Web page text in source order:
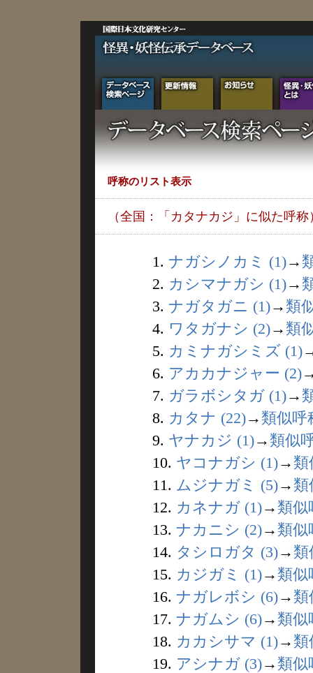
呼称のリスト表示
（全国：「カタナカジ」に似た呼称
1. ナガシノカミ (1)→
2. カシマナガシ (1)→
3. ナガタガニ (1)→ 類
4. ワタガナシ (2)→ 類
5. カミナガシミズ (1)
6. アカカナジャー (2)
7. ガラボシタガ (1)→
8. カタナ (22)→ 類似呼
9. ヤナカジ (1)→ 類似
10. ヤコナガシ (1)→ 類
11. ムジナガミ (5)→ 類
12. カネナガ (1)→ 類似
13. ナカニシ (2)→ 類似
14. タシロガタ (3)→ 類
15. カジガミ (1)→ 類似
16. ナガレボシ (6)→ 類
17. ナガムシ (6)→ 類似
18. カカシサマ (1)→ 類
19. アシナガ (3)→ 類似